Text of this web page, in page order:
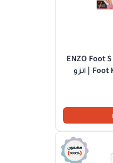
ENZO Foot
Foot Kit Indulge Relax Soothe | انزو